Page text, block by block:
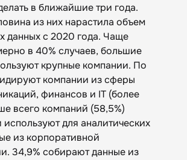
в ближайшие три года.
из них нарастила объем
данных с 2020 года. Чаще
в 40% случаев, большие
крупные компании. По
компании из сферы
финансов и IT (более
всего компаний (58,5%)
для аналитических
из корпоративной
34,9% собирают данные из